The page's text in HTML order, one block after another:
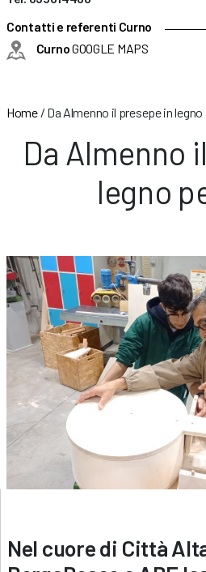
Contatti e referenti Curno
CurnoGOOGLE MAPS
Home/ Da Almenno il presepe in
Da Almenno
legno
Nel cuore di Città